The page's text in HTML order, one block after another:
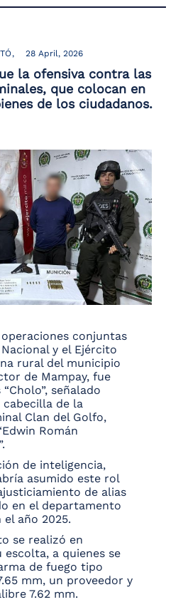
28 April, 2026
la ofensiva contra las
que colocan en
de los ciudadanos.
conjuntas
y el Ejército
rural del municipio
de Mampay, fue
señalado
de la
Clan del Golfo,
Román
de inteligencia,
asumido este rol
de alias
en el departamento
año 2025.
se realizó en
escolta, a quienes se
de fuego tipo
mm, un proveedor y
7.62 mm.